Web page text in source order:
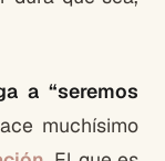
a “seremos
muchísimo